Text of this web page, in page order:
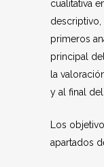
cualitativa
primeros
principal
la
y al final
Los
apartados